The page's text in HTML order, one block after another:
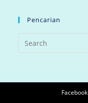
Pencarian
Facebook